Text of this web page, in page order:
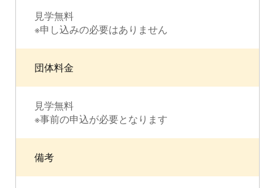
見学無料
※申し込みの必要はありません
団体料金
見学無料
※事前の申込が必要となります
備考